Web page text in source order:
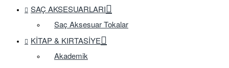
SAÇ AKSESUARLARI
Saç Aksesuar Tokalar
KITAP & KIRTASIYE
Akademik